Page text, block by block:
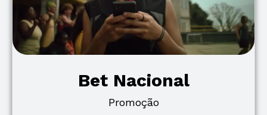
Bet Nacional
Promoção